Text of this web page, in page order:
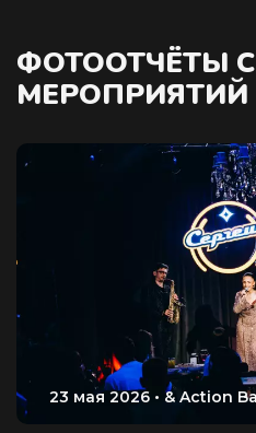
ФОТООТЧЁТЫ С
МЕРОПРИЯТИЙ